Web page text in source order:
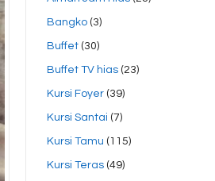
Bangko(3)
Buffet(30)
Buffet TV hias(23)
Kursi Foyer(39)
Kursi Santai (7)
Kursi Tamu (115)
Kursi Teras(49)